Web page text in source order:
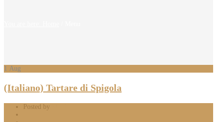
1 Aug
(Italiano) Tartare di Spigola
Posted by